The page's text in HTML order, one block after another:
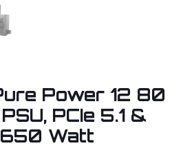
Power 12 80
PCIe 5.1 &
650 Watt